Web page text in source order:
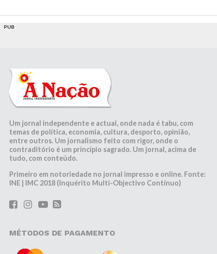
PUB
Um jornal independente e actual, onde nada é tabu, com
temas de política, economia, cultura, desporto, opinião,
entre outros. Um jornalismo feito com rigor, onde o
contraditório é um princípio sagrado. Um jornal, acima de
tudo, com conteúdo.
Primeiro em notoriedade no jornal impresso e online. Fonte:
INE | IMC 2018 (Inquérito Multi-Objectivo Contínuo)
MÉTODOS DE PAGAMENTO